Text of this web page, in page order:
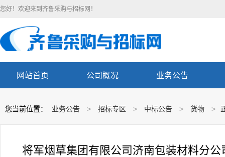
您好！欢迎来到齐鲁采购与招标网！
网站首页 公司概况 业务公告
您当前位置： 业务公告 > 招标专区 > 中标公告 > 货物 >
将军烟草集团有限公司济南包装材料分